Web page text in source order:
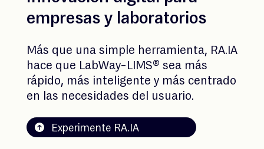
empresas y laboratorios
Más que una simple herramienta, RA.IA
hace que LabWay-LIMS® sea más
rápido, más inteligente y más centrado
en las necesidades del usuario.
Experimente RA.IA